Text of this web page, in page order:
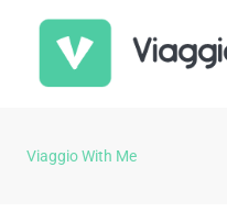
Viaggio With Me